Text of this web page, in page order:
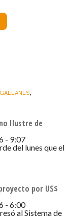
también
gestionar,
Las
prestigió
productos y
Víctor
el rol de la
el
de manera
,
Ilustre de
- 9:07
del lunes que el
por US$
- 6:00
al Sistema de